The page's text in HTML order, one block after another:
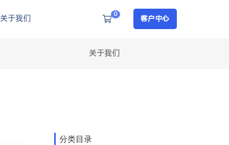
关于我们 0
购物车 客户中心
关于我们
分类目录